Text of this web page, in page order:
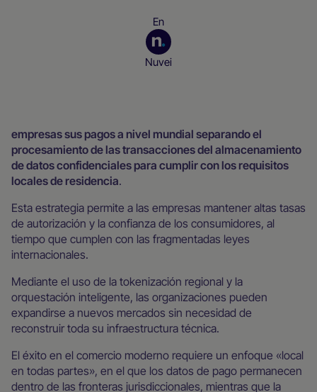
En
Nuvei
empresas sus pagos a nivel mundial separando el
procesamiento de las transacciones del almacenamiento
de datos confidenciales para cumplir con los requisitos
locales de residencia.
Esta estrategia permite a las empresas mantener altas tasas
de autorización y la confianza de los consumidores, al
tiempo que cumplen con las fragmentadas leyes
internacionales.
Mediante el uso de la tokenización regional y la
orquestación inteligente, las organizaciones pueden
expandirse a nuevos mercados sin necesidad de
reconstruir toda su infraestructura técnica.
El éxito en el comercio moderno requiere un enfoque «local
en todas partes», en el que los datos de pago permanecen
dentro de las fronteras jurisdiccionales, mientras que la